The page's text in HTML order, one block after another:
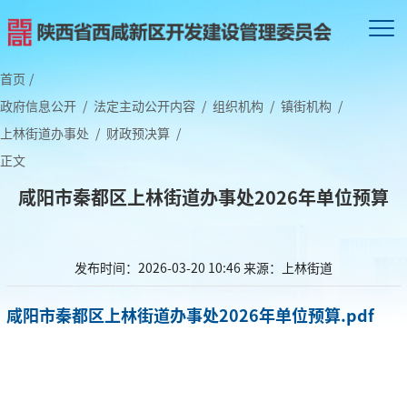
首页 /
政府信息公开 / 法定主动公开内容 / 组织机构 / 镇街机构 /
上林街道办事处 / 财政预决算 /
正文
咸阳市秦都区上林街道办事处2026年单位预算
发布时间：2026-03-20 10:46来源：上林街道
咸阳市秦都区上林街道办事处2026年单位预算.pdf